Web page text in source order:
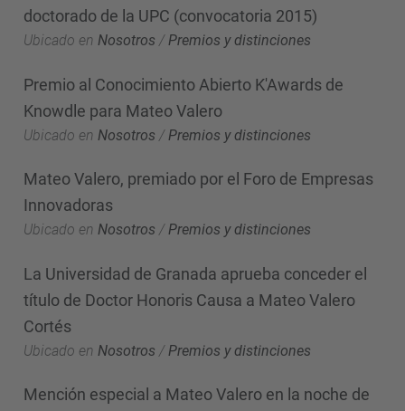
doctorado de la UPC (convocatoria 2015)
Ubicado en Nosotros /Premios y distinciones
Premio al Conocimiento Abierto K'Awards de
Knowdle para Mateo Valero
Ubicado en Nosotros / Premios y distinciones
Mateo Valero, premiado por el Foro de Empresas
Innovadoras
Ubicado en Nosotros /Premios y distinciones
La Universidad de Granada aprueba conceder el
título de Doctor Honoris Causa a Mateo Valero
Cortés
Ubicado en Nosotros / Premios y distinciones
Mención especial a Mateo Valero en la noche de